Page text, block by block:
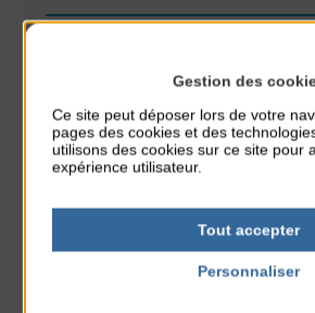
Place du Général de Gaulle
Exposition « Itinéraires »
du 10 Août au 16 Août
Petit Office
du 10 Août au 14 Août
Gestion des
Ce site peut déposer lors de votre
pages des cookies et des
utilisons des cookies sur ce site pour
expérience utilisateur.
Tout accepter
Personnaliser